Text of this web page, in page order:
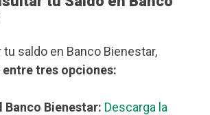
tu saldo en Banco Bienestar,
tres opciones:
Banco Bienestar: Descarga la